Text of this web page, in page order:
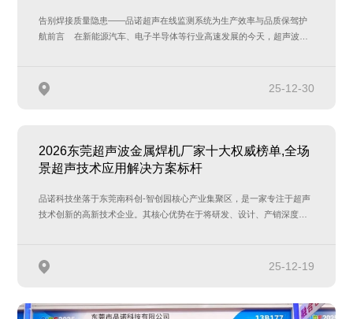
告别焊接质量隐患——品诺超声在线监测系统为生产效率与品质保驾护
航前言 在新能源汽车、电子半导体等行业高速发展的今天，超声波金
25-12-30
2026东莞超声波金属焊机厂家十大权威榜单,全场
景超声技术应用解决方案标杆
品诺科技坐落于东莞南科创-智创园核心产业集聚区，是一家专注于超声
技术创新的高新技术企业。其核心优势在于将研发、设计、产销深度融
25-12-19